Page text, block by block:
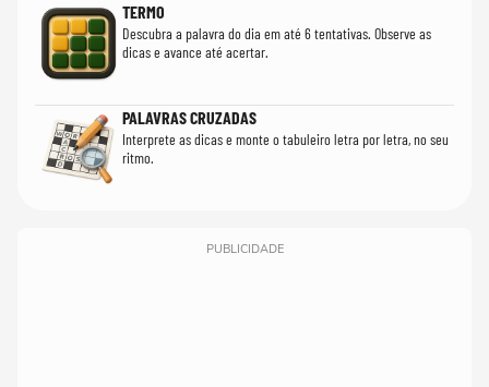
TERMO
Descubra a palavra do dia em até 6 tentativas. Observe as
dicas e avance até acertar.
PALAVRAS CRUZADAS
Interprete as dicas e monte o tabuleiro letra por letra, no seu
ritmo.
PUBLICIDADE